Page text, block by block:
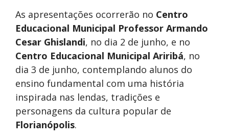
As apresentações ocorrerão no Centro
Educacional Municipal Professor Armando
Cesar Ghislandi, no dia 2 de junho, e no
Centro Educacional Municipal Ariribá, no
dia 3 de junho, contemplando alunos do
ensino fundamental com uma história
inspirada nas lendas, tradições e
personagens da cultura popular de
Florianópolis.